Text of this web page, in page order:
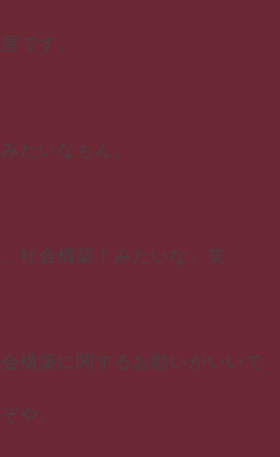
です。
たいなもん。
社会構築！みたいな。笑
構築に関するお願いがいいで
や。